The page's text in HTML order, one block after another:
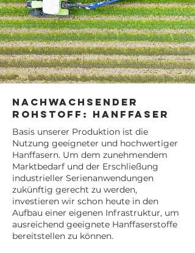
Nachwachsender
Rohstoff: Hanffaser
Basis unserer Produktion ist die
Nutzung geeigneter und hochwertiger
Hanffasern. Um dem zunehmendem
Marktbedarf und der Erschließung
industrieller Serienanwendungen
zukünftig gerecht zu werden,
investieren wir schon heute in den
Aufbau einer eigenen Infrastruktur, um
ausreichend geeignete Hanffaserstoffe
bereitstellen zu können.